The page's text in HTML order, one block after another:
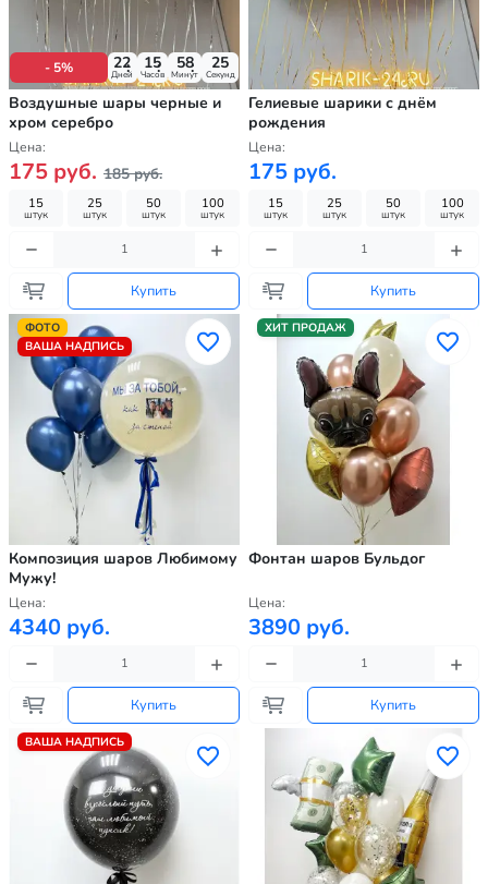
- 5% 22
Дней
15
Часов
58
Минут
24
Секунд
Воздушные шары черные и
хром серебро
Цена:
175 руб. 185 руб.
15
штук
25
штук
50
штук
100
штук
Купить
Гелиевые шарики с днём
рождения
Цена:
175 руб.
15
штук
25
штук
50
штук
100
штук
Купить
ФОТО
ВАША НАДПИСЬ
Композиция шаров Любимому
Мужу!
Цена:
4340 руб.
Купить
ХИТ ПРОДАЖ
Фонтан шаров Бульдог
Цена:
3890 руб.
Купить
ВАША НАДПИСЬ